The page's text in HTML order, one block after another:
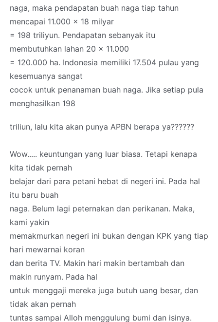
naga, maka pendapatan buah naga tiap tahun
mencapai 11.000 x 18 milyar
= 198 triliyun. Pendapatan sebanyak itu
membutuhkan lahan 20 x 11.000
= 120.000 ha. Indonesia memiliki 17.504 pulau yang
kesemuanya sangat
cocok untuk penanaman buah naga. Jika setiap pula
menghasilkan 198
triliun, lalu kita akan punya APBN berapa ya??????
Wow..... keuntungan yang luar biasa. Tetapi kenapa
kita tidak pernah
belajar dari para petani hebat di negeri ini. Pada hal
itu baru buah
naga. Belum lagi peternakan dan perikanan. Maka,
kami yakin
memakmurkan negeri ini bukan dengan KPK yang tiap
hari mewarnai koran
dan berita TV. Makin hari makin bertambah dan
makin runyam. Pada hal
untuk menggaji mereka juga butuh uang besar, dan
tidak akan pernah
tuntas sampai Alloh menggulung bumi dan isinya.